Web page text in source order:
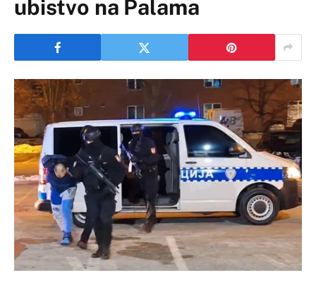
ubistvo na Palama